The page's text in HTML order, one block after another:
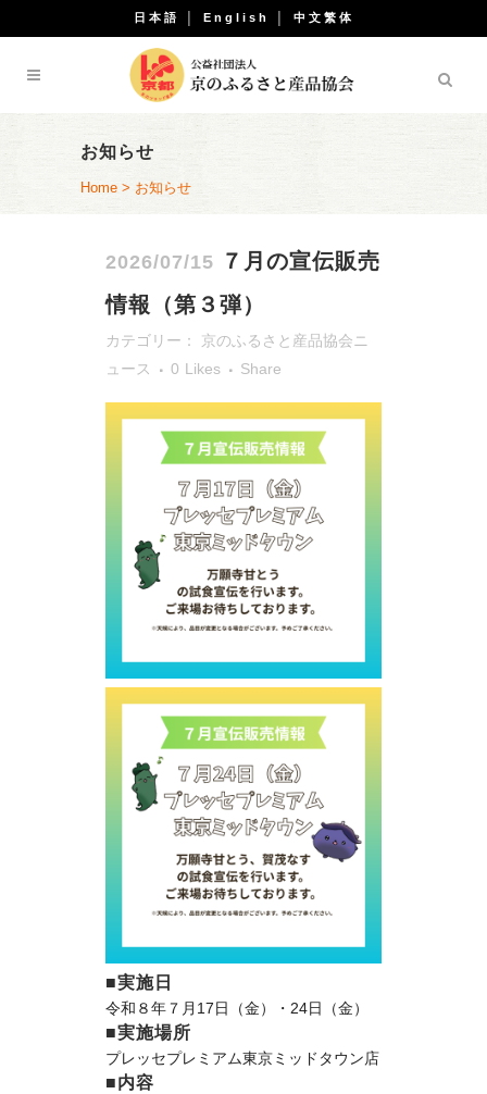
日本語 English 中文繁体
お知らせ
Home > お知らせ
2026/07/15 ７月の宣伝販売
情報（第３弾）
カテゴリー： 京のふるさと産品協会ニ
ュース
0 Likes Share
■実施日
令和８年７月17日（金）・24日（金）
■実施場所
プレッセプレミアム東京ミッドタウン店
■内容